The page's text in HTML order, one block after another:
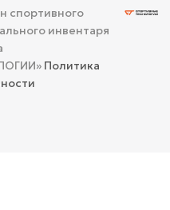
спортивного
инвентаря
Политика